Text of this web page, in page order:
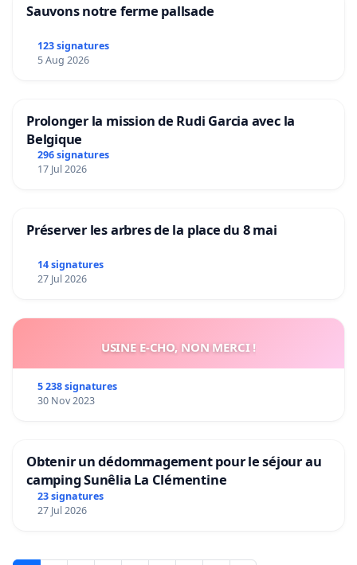
Sauvons notre ferme pallsade
123 signatures
5 Aug 2026
Prolonger la mission de Rudi Garcia avec la
Belgique
296 signatures
17 Jul 2026
Préserver les arbres de la place du 8 mai
14 signatures
27 Jul 2026
USINE E-CHO, NON MERCI !
5 238 signatures
30 Nov 2023
Obtenir un dédommagement pour le séjour au
camping Sunêlia La Clémentine
23 signatures
27 Jul 2026